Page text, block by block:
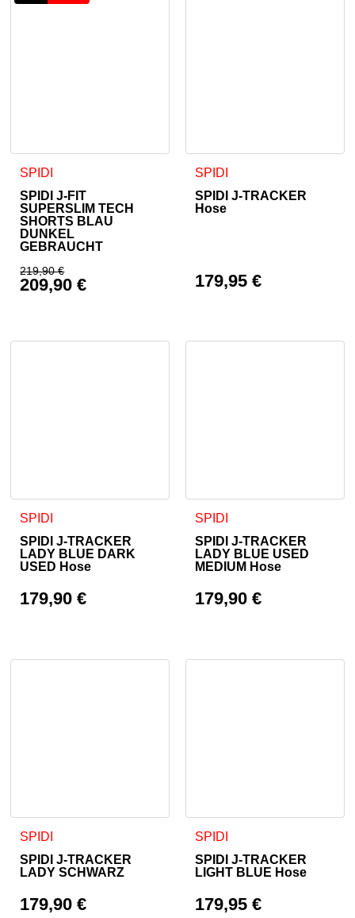
SPIDI
SPIDI J-FIT
SUPERSLIM TECH
SHORTS BLAU
DUNKEL
GEBRAUCHT
219,90€
Ursprünglicher Preis war: 219,90 €
209,90€
Dieses Produkt weist mehrere Varianten auf. Die
SPIDI
SPIDI J-TRACKER
Hose
179,95 €
Dieses Produkt weist
SPIDI
SPIDI J-TRACKER
LADY BLUE DARK
USED Hose
179,90€
Dieses Produkt weist mehrere Varianten auf. Die
SPIDI
SPIDI J-TRACKER
LADY BLUE USED
MEDIUM Hose
179,90 €
Dieses Produkt weist
SPIDI
SPIDI J-TRACKER
LADY SCHWARZ
179,90€
Dieses Produkt weist mehrere Varianten auf. Die
SPIDI
SPIDI J-TRACKER
LIGHT BLUE Hose
179,95 €
Dieses Produkt weist